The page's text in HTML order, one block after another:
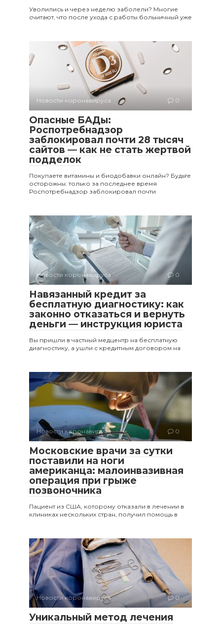
Уволились и через неделю заболели? Многие
считают, что после ухода с работы больничный уже
Новости коронавируса 0
Опасные БАДы:
Роспотребнадзор
заблокировал почти 28 тысяч
сайтов — как не стать жертвой
подделок
Покупаете витамины и биодобавки онлайн? Будьте
осторожны: только за последнее время
Роспотребнадзор заблокировал почти
Новости коронавируса 0
Навязанный кредит за
бесплатную диагностику: как
законно отказаться и вернуть
деньги — инструкция юриста
Вы пришли в частный медцентр на бесплатную
диагностику, а ушли с кредитным договором на
Новости коронавируса 0
Московские врачи за сутки
поставили на ноги
американца: малоинвазивная
операция при грыже
позвоночника
Пациент из США, которому отказали в лечении в
клиниках нескольких стран, получил помощь в
Новости коронавируса 0
Уникальный метод лечения